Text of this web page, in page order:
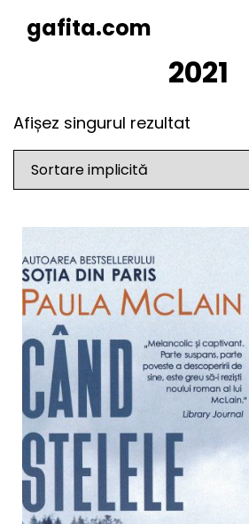
gafita.com
2021
Afișez singurul rezultat